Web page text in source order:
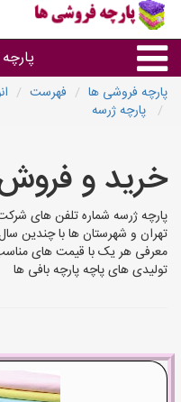
پارچه
پارچه
پارچه فروشی ها فهرست
پارچه ژرسه
خرید و
پارچه ژرسه شماره تلفن های
تهران و شهرستان ها با چندین
معرفی هر یک با قیمت های
تولیدی های پاچه پارچه بافی ها